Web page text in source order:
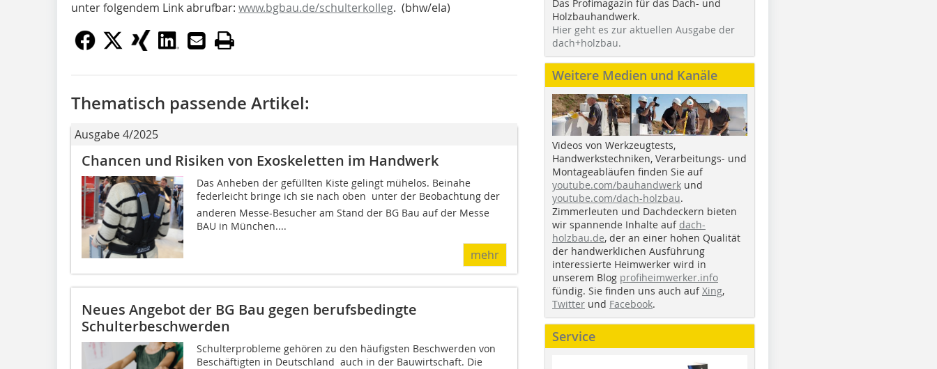
unter folgendem Link abrufbar: www.bgbau.de/schulterkolleg. (bhw/ela)
Thematisch passende Artikel:
Ausgabe 4/2025
Chancen und Risiken von Exoskeletten im Handwerk
Das Anheben der gefüllten Kiste gelingt mühelos. Beinahe
federleicht bringe ich sie nach oben  unter der Beobachtung der
anderen Messe-Besucher am Stand der BG Bau auf der Messe
BAU in München....
mehr
Neues Angebot der BG Bau gegen berufsbedingte
Schulterbeschwerden
Schulterprobleme gehören zu den häufigsten Beschwerden von
Beschäftigten in Deutschland  auch in der Bauwirtschaft. Die
Das Profimagazin für das Dach- und
Holzbauhandwerk.
Hier geht es zur aktuellen Ausgabe der
dach+holzbau.
Weitere Medien und Kanäle
Videos von Werkzeugtests,
Handwerkstechniken, Verarbeitungs- und
Montageabläufen finden Sie auf
youtube.com/bauhandwerk und
youtube.com/dach-holzbau.
Zimmerleuten und Dachdeckern bieten
wir spannende Inhalte auf dach-
holzbau.de, der an einer hohen Qualität
der handwerklichen Ausführung
interessierte Heimwerker wird in
unserem Blog profiheimwerker.info
fündig. Sie finden uns auch aufXing,
Twitter und Facebook.
Service